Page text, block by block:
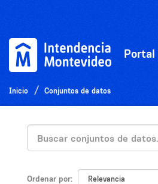
Inicio Conjuntos de datos
Ordenar por